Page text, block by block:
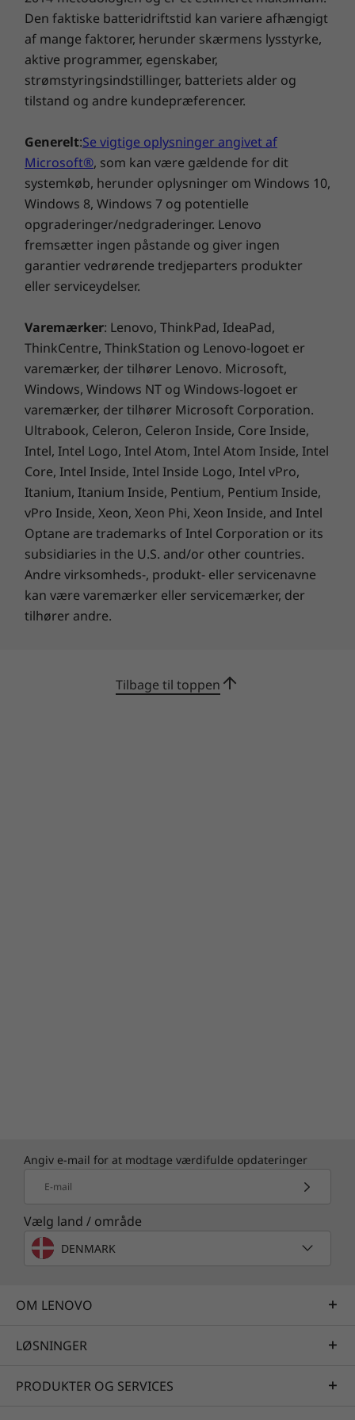
enhed godt ud.
Designet til at forbinde
Med hurtigt WiFi 6 kan du hurtigt tilslutte dig
højtbelastede offentlige platforme. Og med
masser af porte, inklusive fire USB-porte, kan
du bevare forbindelsen til det, der betyder
mest, uanset hvor du er.
Indbygget sikkerhed
ThinkShield kombineret med Chrome
Enterprise giver en uovertruffen kombination
af sikkerhed. Vores indbyggede
sikkerhedspakke har en række fysiske og
biometriske sikkerhedsegenskaber, som f.eks.
webkameradæksel og
touchfingeraftrykslæser. Chrome Enterprise
trusler. Hver enhed indeholder desuden en
Kensington-låseport, så den kan tøjres fast om
tyngdekraft og for spildte væsker og tab. Du
computere kan klare det, du kommer ud for.
Nyheder
Chromebook ligera 2 en 1 de 13,3"
Specifikationer kan variere afhængigt af området/modellen.
Den faktiske batteridriftstid kan variere afhængigt
af mange faktorer, herunder skærmens lysstyrke,
aktive programmer, egenskaber,
strømstyringsindstillinger, batteriets alder og
tilstand og andre kundepræferencer.
Generelt:Se vigtige oplysninger angivet af
Microsoft®, som kan være gældende for dit
systemkøb, herunder oplysninger om Windows 10,
Windows 8, Windows 7 og potentielle
opgraderinger/nedgraderinger. Lenovo
fremsætter ingen påstande og giver ingen
garantier vedrørende tredjeparters produkter
eller serviceydelser.
Varemærker: Lenovo, ThinkPad, IdeaPad,
ThinkCentre, ThinkStation og Lenovo-logoet er
varemærker, der tilhører Lenovo. Microsoft,
Windows, Windows NT og Windows-logoet er
varemærker, der tilhører Microsoft Corporation.
Ultrabook, Celeron, Celeron Inside, Core Inside,
Intel, Intel Logo, Intel Atom, Intel Atom Inside, Intel
Core, Intel Inside, Intel Inside Logo, Intel vPro,
Itanium, Itanium Inside, Pentium, Pentium Inside,
vPro Inside, Xeon, Xeon Phi, Xeon Inside, and Intel
Optane are trademarks of Intel Corporation or its
subsidiaries in the U.S. and/or other countries.
Andre virksomheds-, produkt- eller servicenavne
kan være varemærker eller servicemærker, der
tilhører andre.
Tilbage til toppen
Angiv e-mail for at modtage værdifulde opdateringer
E-mail
Vælg land / område
DENMARK
OM LENOVO
LØSNINGER
PRODUKTER OG SERVICES